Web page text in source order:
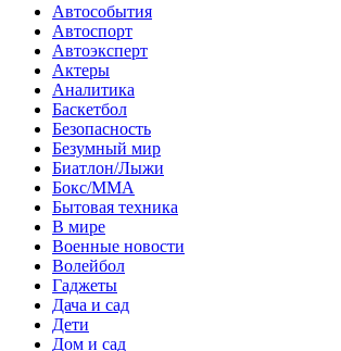
Автособытия
Автоспорт
Автоэксперт
Актеры
Аналитика
Баскетбол
Безопасность
Безумный мир
Биатлон/Лыжи
Бокс/MMA
Бытовая техника
В мире
Военные новости
Волейбол
Гаджеты
Дача и сад
Дети
Дом и сад